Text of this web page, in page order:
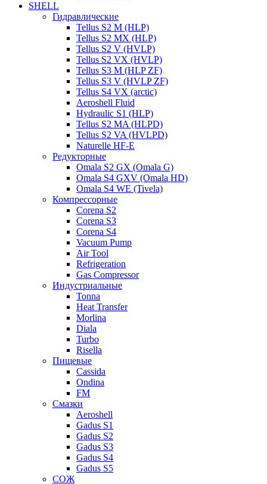
SHELL
Гидравлические
Tellus S2 M (HLP)
Tellus S2 MХ (HLP)
Tellus S2 V (HVLP)
Tellus S2 VX (HVLP)
Tellus S3 M (HLP ZF)
Tellus S3 V (HVLP ZF)
Tellus S4 VX (arctic)
Aeroshell Fluid
Hydraulic S1 (HLP)
Tellus S2 MA (HLPD)
Tellus S2 VA (HVLPD)
Naturelle HF-E
Редукторные
Omala S2 GX (Omala G)
Omala S4 GXV (Omala HD)
Omala S4 WE (Tivela)
Компрессорные
Corena S2
Corena S3
Corena S4
Vacuum Pump
Air Tool
Refrigeration
Gas Compressor
Индустриальные
Tonna
Heat Transfer
Morlina
Diala
Turbo
Risella
Пищевые
Cassida
Ondina
FM
Смазки
Aeroshell
Gadus S1
Gadus S2
Gadus S3
Gadus S4
Gadus S5
СОЖ